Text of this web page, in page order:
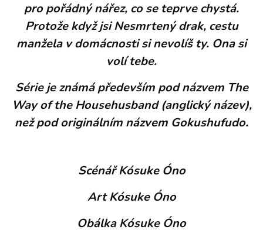
pro pořádný nářez, co se teprve chystá.
Protože když jsi Nesmrtený drak, cestu
manžela v domácnosti si nevolíš ty. Ona si
volí tebe.
Série je známá především pod názvem The
Way of the Househusband (anglický název),
než pod originálním názvem Gokushufudo.
Scénář Kósuke Óno
Art Kósuke Óno
Obálka Kósuke Óno